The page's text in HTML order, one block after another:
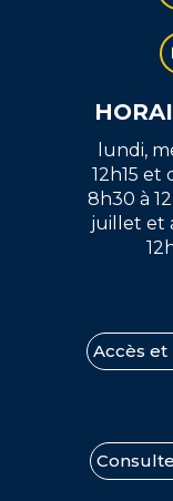
lundi,
12h15 et
8h30 à
juillet et
Accès et